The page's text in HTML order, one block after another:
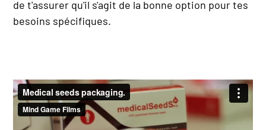
de t'assurer qu'il s'agit de la bonne option pour tes
besoins spécifiques.